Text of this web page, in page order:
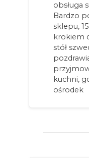
obsługa
Bardzo
sklepu,
krokiem
stół
kuchni,
ośrodek